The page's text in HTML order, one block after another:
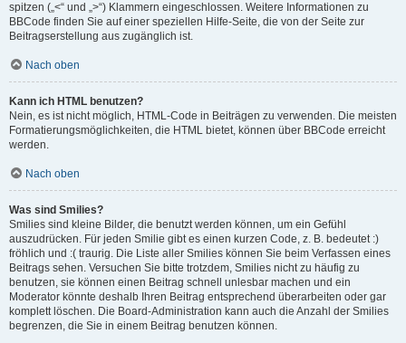
spitzen („<“ und „>“) Klammern eingeschlossen. Weitere Informationen zu
BBCode finden Sie auf einer speziellen Hilfe-Seite, die von der Seite zur
Beitragserstellung aus zugänglich ist.
Nach oben
Kann ich HTML benutzen?
Nein, es ist nicht möglich, HTML-Code in Beiträgen zu verwenden. Die meisten
Formatierungsmöglichkeiten, die HTML bietet, können über BBCode erreicht
werden.
Nach oben
Was sind Smilies?
Smilies sind kleine Bilder, die benutzt werden können, um ein Gefühl
auszudrücken. Für jeden Smilie gibt es einen kurzen Code, z. B. bedeutet :)
fröhlich und :( traurig. Die Liste aller Smilies können Sie beim Verfassen eines
Beitrags sehen. Versuchen Sie bitte trotzdem, Smilies nicht zu häufig zu
benutzen, sie können einen Beitrag schnell unlesbar machen und ein
Moderator könnte deshalb Ihren Beitrag entsprechend überarbeiten oder gar
komplett löschen. Die Board-Administration kann auch die Anzahl der Smilies
begrenzen, die Sie in einem Beitrag benutzen können.